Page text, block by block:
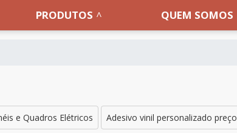
PRODUTOS QUEM SOMOS
e Quadros Elétricos Adesivo vinil personalizado preço